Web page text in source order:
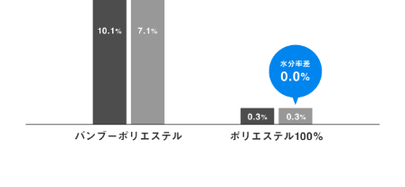
Bamboo Shirtは他の2つの製品と比べて汗を良く
吸う。コットンのTシャツのようにがんがん着てが
んがん洗うような使い方がしっくりとくる。
（2022年3月）